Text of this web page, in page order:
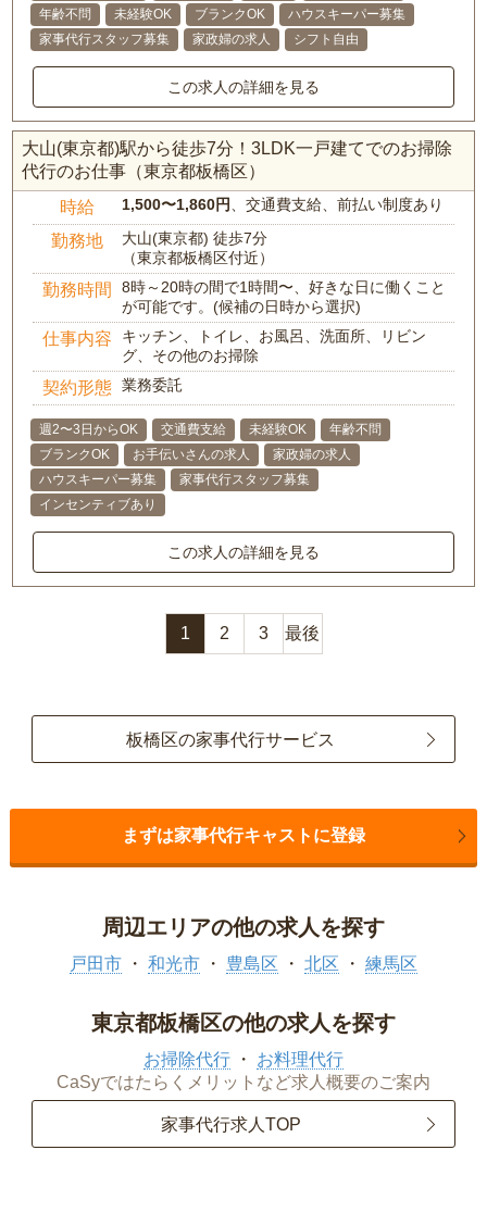
年齢不問
未経験OK ブランクOK
ハウスキーパー募集
家事代行スタッフ募集
家政婦の求人 シフト自由
この求人の詳細を見る
大山(東京都)駅から徒歩7分！3LDK一戸建てでのお掃除
代行のお仕事（東京都板橋区）
時給 1,500〜1,860円、交通費支給、前払い制度あり
勤務地
大山(東京都) 徒歩7分
（東京都板橋区付近）
勤務時間
8時～20時の間で1時間〜、好きな日に働くこと
が可能です。(候補の日時から選択)
仕事内容
キッチン、トイレ、お風呂、洗面所、リビン
グ、その他のお掃除
契約形態 業務委託
週2〜3日からOK 交通費支給 未経験OK
年齢不問
ブランクOK
お手伝いさんの求人
家政婦の求人
ハウスキーパー募集
家事代行スタッフ募集
インセンティブあり
この求人の詳細を見る
1 2 3 最後
板橋区の家事代行サービス
まずは家事代行キャストに登録
周辺エリアの他の求人を探す
戸田市 和光市 豊島区 北区 練馬区
東京都板橋区の他の求人を探す
お掃除代行
お料理代行
CaSyではたらくメリットなど求人概要のご案内
家事代行求人TOP